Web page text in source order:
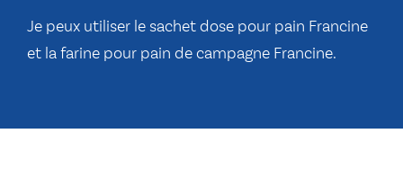
Je peux utiliser le sachet dose pour pain Francine
et la farine pour pain de campagne Francine.